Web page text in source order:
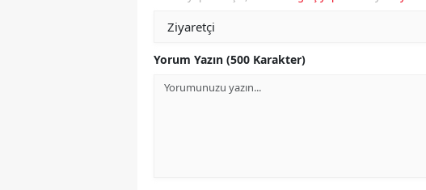
Yorum Yazın (500 Karakter)